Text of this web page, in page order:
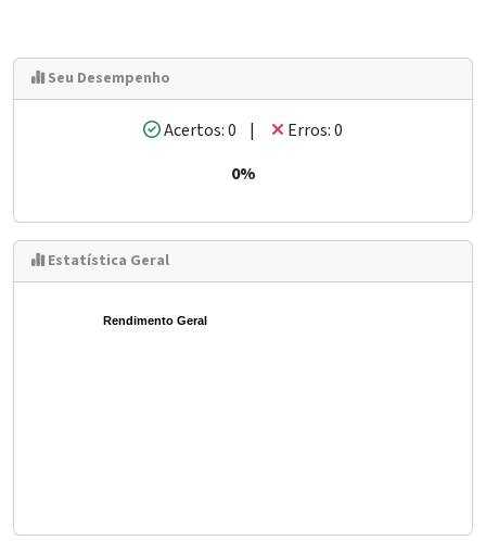
Seu Desempenho
Acertos: 0 |
Erros: 0
0%
Estatística Geral
Rendimento Geral